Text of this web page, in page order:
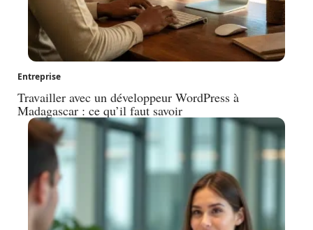
Entreprise
Travailler avec un développeur WordPress à
Madagascar : ce qu’il faut savoir